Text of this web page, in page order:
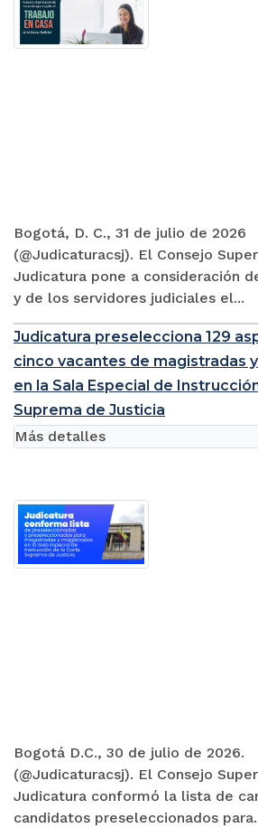
Bogotá, D. C., 31 de julio de 2026
(@Judicaturacsj). El Consejo
Judicatura pone a consideración
y de los servidores judiciales el...
Judicatura preselecciona 129
cinco vacantes de magistradas
en la Sala Especial de
Suprema de Justicia
Bogotá D.C., 30 de julio de 2026.
(@Judicaturacsj). El Consejo
Judicatura conformó la lista de
candidatos preseleccionados
Más detalles